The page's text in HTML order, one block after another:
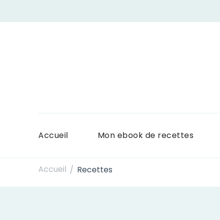
Accueil Mon ebook de recettes
Accueil / Recettes